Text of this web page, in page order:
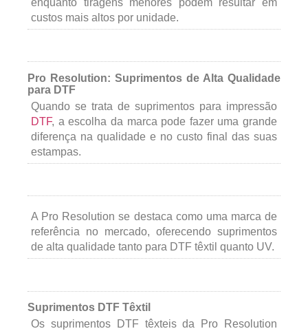
enquanto tiragens menores podem resultar em
custos mais altos por unidade.
Pro Resolution: Suprimentos de Alta Qualidade
para DTF
Quando se trata de suprimentos para impressão
DTF, a escolha da marca pode fazer uma grande
diferença na qualidade e no custo final das suas
estampas.
A Pro Resolution se destaca como uma marca de
referência no mercado, oferecendo suprimentos
de alta qualidade tanto para DTF têxtil quanto UV.
Suprimentos DTF Têxtil
Os suprimentos DTF têxteis da Pro Resolution